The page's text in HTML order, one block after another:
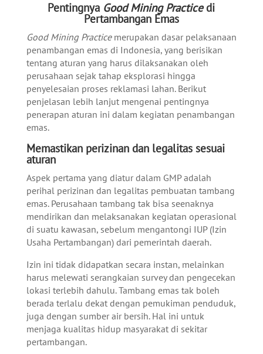
Pentingnya Good Mining Practicedi
Pertambangan Emas
Good Mining Practicemerupakan dasar pelaksanaan
penambangan emas di Indonesia, yang berisikan
tentang aturan yang harus dilaksanakan oleh
perusahaan sejak tahap eksplorasi hingga
penyelesaian proses reklamasi lahan. Berikut
penjelasan lebih lanjut mengenai pentingnya
penerapan aturan ini dalam kegiatan penambangan
emas.
Memastikan perizinan dan legalitas sesuai
aturan
Aspek pertama yang diatur dalam GMP adalah
perihal perizinan dan legalitas pembuatan tambang
emas. Perusahaan tambang tak bisa seenaknya
mendirikan dan melaksanakan kegiatan operasional
di suatu kawasan, sebelum mengantongi IUP (Izin
Usaha Pertambangan) dari pemerintah daerah.
Izin ini tidak didapatkan secara instan, melainkan
harus melewati serangkaian survey dan pengecekan
lokasi terlebih dahulu. Tambang emas tak boleh
berada terlalu dekat dengan pemukiman penduduk,
juga dengan sumber air bersih. Hal ini untuk
menjaga kualitas hidup masyarakat di sekitar
pertambangan.